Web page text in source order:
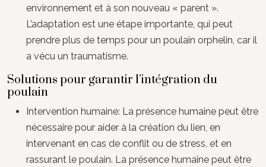
environnement et à son nouveau « parent ».
L’adaptation est une étape importante, qui peut
prendre plus de temps pour un poulain orphelin, car il
a vécu un traumatisme.
Solutions pour garantir l’intégration du
poulain
Intervention humaine: La présence humaine peut être
nécessaire pour aider à la création du lien, en
intervenant en cas de conflit ou de stress, et en
rassurant le poulain. La présence humaine peut être